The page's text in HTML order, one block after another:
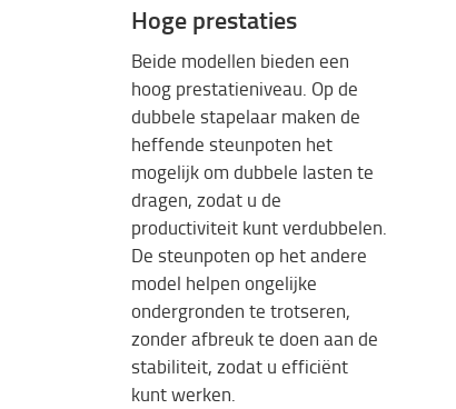
Hoge prestaties
Beide modellen bieden een
hoog prestatieniveau. Op de
dubbele stapelaar maken de
heffende steunpoten het
mogelijk om dubbele lasten te
dragen, zodat u de
productiviteit kunt verdubbelen.
De steunpoten op het andere
model helpen ongelijke
ondergronden te trotseren,
zonder afbreuk te doen aan de
stabiliteit, zodat u efficiënt
kunt werken.